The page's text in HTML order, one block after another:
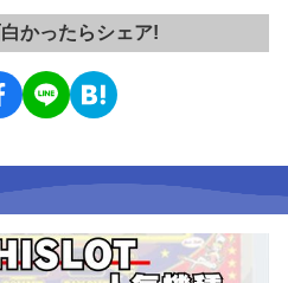
かったらシェア!